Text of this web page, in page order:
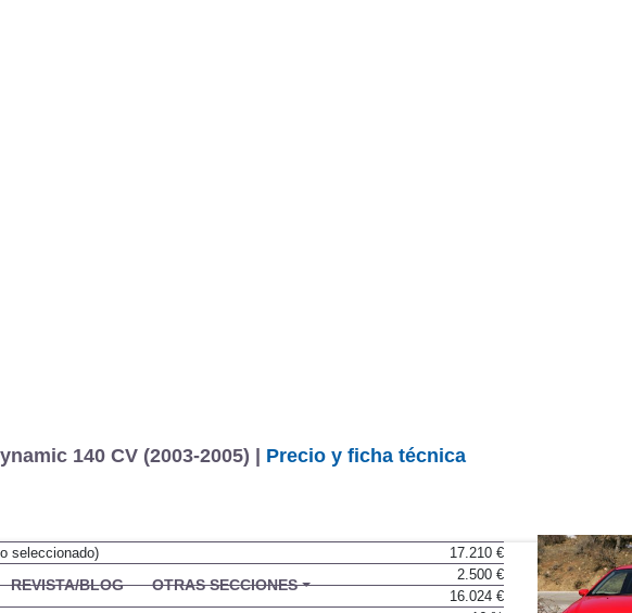
REVISTA/BLOG OTRAS SECCIONES
140 CV (2003-2005) | Precio y ficha técnica
seleccionado)
17.210 €
2.500 €
16.024 €